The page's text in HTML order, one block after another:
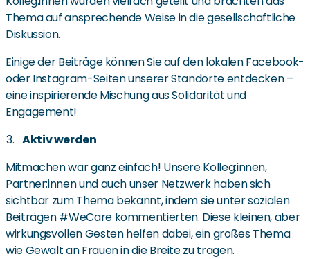
Thema auf ansprechende Weise in die gesellschaftliche
Diskussion.
Einige der Beiträge können Sie auf den lokalen Facebook-
oder Instagram-Seiten unserer Standorte entdecken –
eine inspirierende Mischung aus Solidarität und
Engagement!
Aktiv werden
Mitmachen war ganz einfach! Unsere Kolleg:innen,
Partner:innen und auch unser Netzwerk haben sich
sichtbar zum Thema bekannt, indem sie unter sozialen
Beiträgen #WeCare kommentierten. Diese kleinen, aber
wirkungsvollen Gesten helfen dabei, ein großes Thema
wie Gewalt an Frauen in die Breite zu tragen.